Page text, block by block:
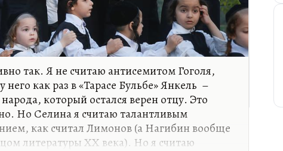
так. Я не считаю антисемитом Гоголя,
него как раз в «Тарасе Бульбе» Янкель –
который остался верен отцу. Это
Но Селина я считаю талантливым
как считал Лимонов (а Нагибин вообще
литературы ХХ века). Но я считаю